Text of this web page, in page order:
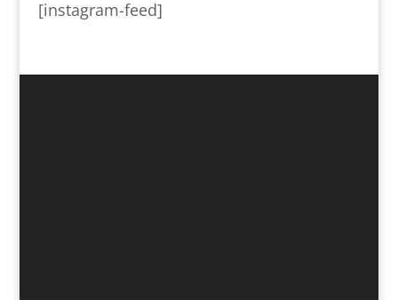
[instagram-feed]